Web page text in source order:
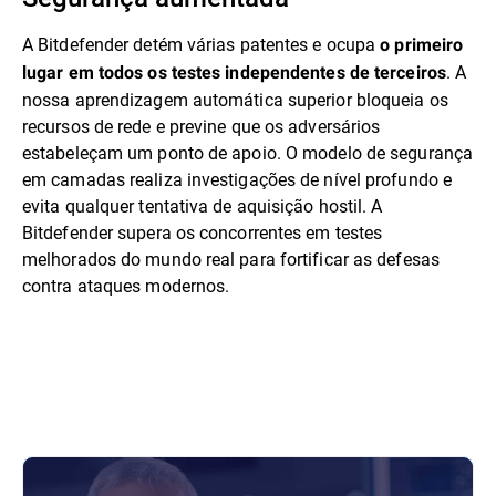
A Bitdefender detém várias patentes e ocupao primeiro
lugar em todos os testes independentes de terceiros. A
nossa aprendizagem automática superior bloqueia os
recursos de rede e previne que os adversários
estabeleçam um ponto de apoio. O modelo de segurança
em camadas realiza investigações de nível profundo e
evita qualquer tentativa de aquisição hostil. A
Bitdefender supera os concorrentes em testes
melhorados do mundo real para fortificar as defesas
contra ataques modernos.